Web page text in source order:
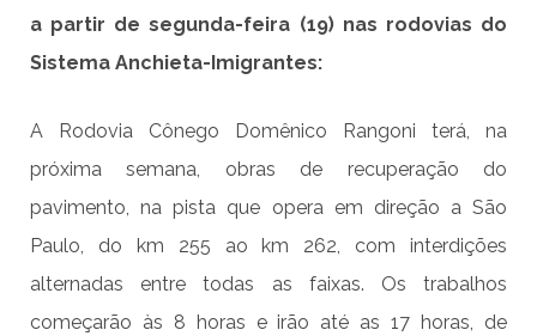
a partir de segunda-feira (19) nas rodovias do
Sistema Anchieta-Imigrantes:
A Rodovia Cônego Domênico Rangoni terá, na
próxima semana, obras de recuperação do
pavimento, na pista que opera em direção a São
Paulo, do km 255 ao km 262, com interdições
alternadas entre todas as faixas. Os trabalhos
começarão às 8 horas e irão até as 17 horas, de